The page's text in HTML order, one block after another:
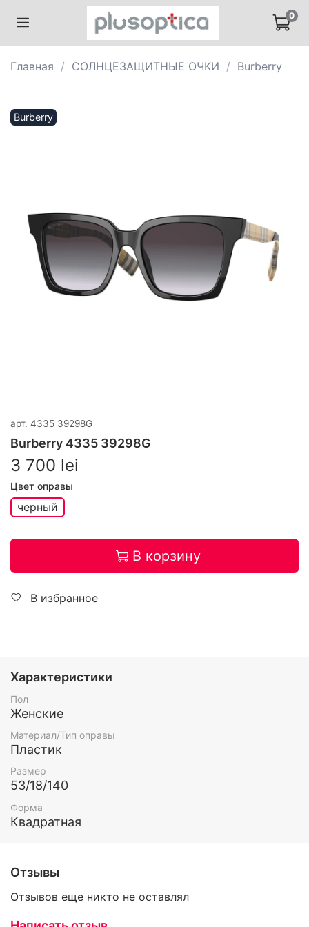
0
Главная СОЛНЦЕЗАЩИТНЫЕ ОЧКИ Burberry
Burberry
арт. 4335 39298G
Burberry 4335 39298G
3 700 lei
Цвет оправы
черный
В корзину
В избранное
Характеристики
Пол
Женские
Материал/Тип оправы
Пластик
Размер
53/18/140
Форма
Квадратная
Отзывы
Отзывов еще никто не оставлял